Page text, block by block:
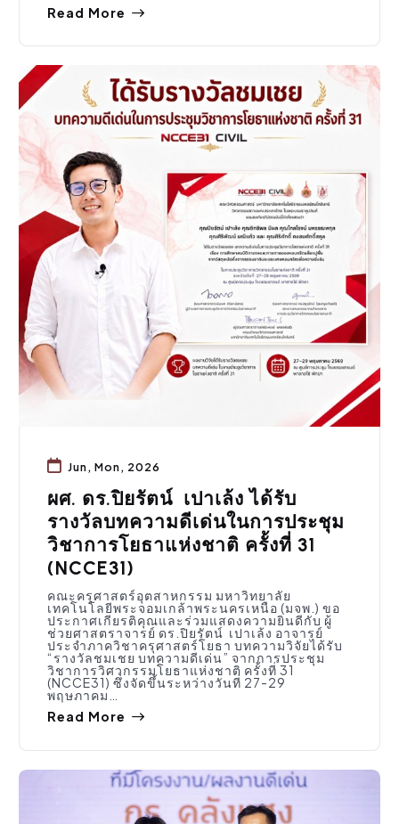
Read More
ประชาสัมพันธ์
Jun, Mon, 2026
ผศ. ดร.ปิยรัตน์ เปาเล้ง ได้รับ
รางวัลบทความดีเด่นในการประชุม
วิชาการโยธาแห่งชาติ ครั้งที่ 31
(NCCE31)
คณะครุศาสตร์อุตสาหกรรม มหาวิทยาลัย
เทคโนโลยีพระจอมเกล้าพระนครเหนือ (มจพ.) ขอ
ประกาศเกียรติคุณและร่วมแสดงความยินดีกับ ผู้
ช่วยศาสตราจารย์ ดร.ปิยรัตน์ เปาเล้ง อาจารย์
ประจำภาควิชาครุศาสตร์โยธา บทความวิจัยได้รับ
“รางวัลชมเชย บทความดีเด่น” จากการประชุม
วิชาการวิศวกรรมโยธาแห่งชาติ ครั้งที่ 31
(NCCE31) ซึ่งจัดขึ้นระหว่างวันที่ 27-29
พฤษภาคม…
Read More
ประชาสัมพันธ์